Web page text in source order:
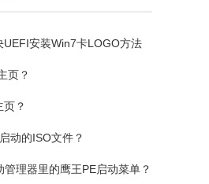
UEFI安装Win7卡LOGO方法
页？
？
动的ISO文件？
理器里的鹰王PE启动菜单？